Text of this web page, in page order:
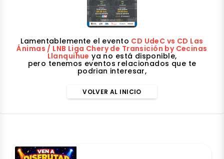
Lamentablemente el evento CD UdeC vs CD Las
Ánimas / LNB Liga Chery de Transición by Cecinas
Llanquihue ya no está disponible,
pero tenemos eventos relacionados que te
podrian interesar,
VOLVER AL INICIO